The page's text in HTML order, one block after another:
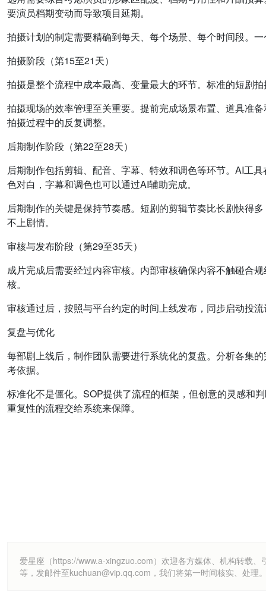
要演员档期变动而导致项目延期。
拍摄计划的制定需要精确到每天、每个场景、每个时间段。
拍摄阶段（第15至21天）
拍摄是整个流程中成本最高、变量最大的环节。标准的短剧
拍摄现场的效率管理至关重要。提前完成场景布置、道具准
拍摄过程中的反复调整。
后期制作阶段（第22至28天）
后期制作包括剪辑、配音、字幕、特效和调色等环节。AI工
色对白，字幕和调色也可以通过AI辅助完成。
后期制作的关键是保持节奏感。短剧的剪辑节奏比长剧快得
不上剧情。
审核与发布阶段（第29至35天）
成片完成后需要经过内容审核。内部审核确保内容不触碰合
核。
审核通过后，按照与平台约定的时间上线发布，同步启动投
复盘与优化
每部剧上线后，制作团队需要进行系统化的复盘。分析各集
考依据。
标准化不是僵化。SOP提供了流程的框架，但创意的灵感和
重复性的流程交给系统来保障。
爱星座（https://www.a-xingzuo.com）欢迎各方媒体、机构转载
等，发邮件至kuchuan@vip.qq.com，我们将第一时间核实、处理